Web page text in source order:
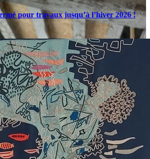
pour travaux jusqu’à l’hiver 2026 !